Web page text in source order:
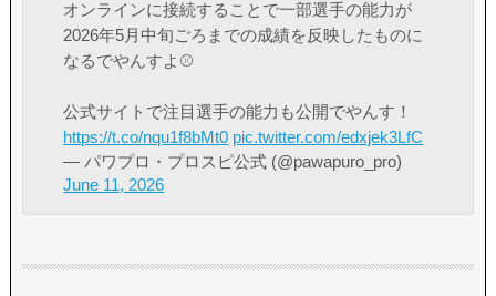
オンラインに接続することで一部選手の能力が
2026年5月中旬ごろまでの成績を反映したものに
なるでやんすよ⚾
公式サイトで注目選手の能力も公開でやんす！
https://t.co/nqu1f8bMt0 pic.twitter.com/edxjek3LfC
— パワプロ・プロスピ公式 (@pawapuro_pro)
June 11, 2026